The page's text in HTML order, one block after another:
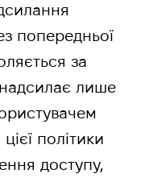
попередньої
за
лише
політики
доступу,